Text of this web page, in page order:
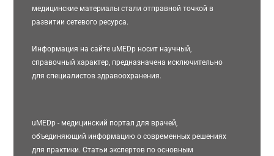
медицинские материалы стали отправной точкой в
развитии сетевого ресурса.
Информация на сайте uMEDp носит научный,
справочный характер, предназначена исключительно
для специалистов здравоохранения.
uMEDp - медицинский портал для врачей,
объединяющий информацию о современных решениях
для практики. Статьи экспертов по основным